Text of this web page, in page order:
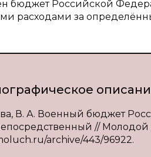
бюджет Российской
расходами за
В. А. Военный бюджет
//
archive/443/96922.